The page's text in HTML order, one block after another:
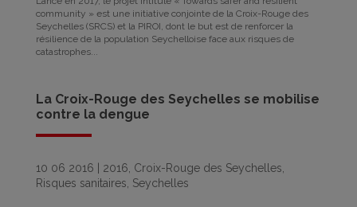
community » est une initiative conjointe de la Croix-Rouge des
Seychelles (SRCS) et la PIROI, dont le but est de renforcer la
résilience de la population Seychelloise face aux risques de
catastrophes...
La Croix-Rouge des Seychelles se mobilise
contre la dengue
10 06 2016 2016 Croix-Rouge des Seychelles
Risques sanitaires Seychelles